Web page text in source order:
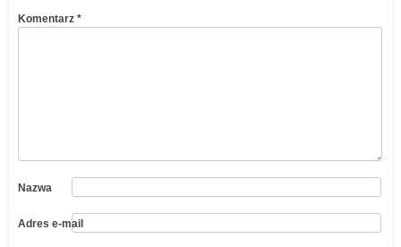
Komentarz *
Nazwa
Adres e-mail